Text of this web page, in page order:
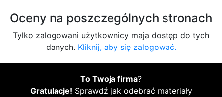
Oceny na poszczególnych stronach
Tylko zalogowani użytkownicy maja dostęp do tych
danych. Kliknij, aby się zalogować.
To Twoja firma?
Gratulacje! Sprawdź jak odebrać materiały